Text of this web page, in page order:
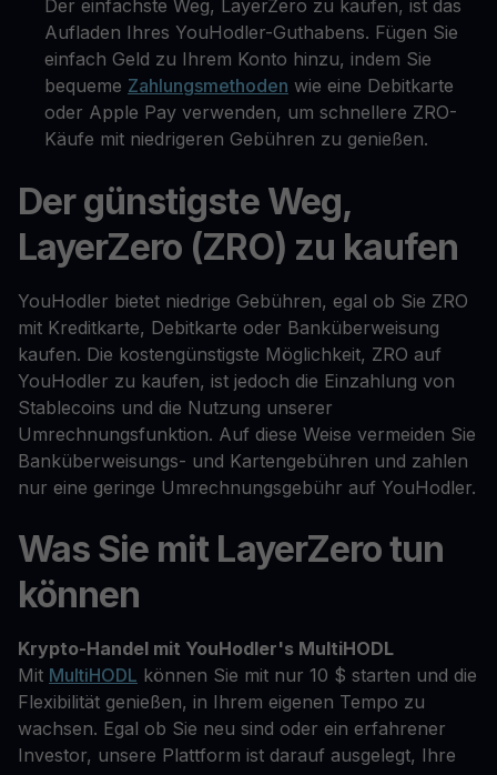
Der einfachste Weg, LayerZero zu kaufen, ist das
Aufladen Ihres YouHodler-Guthabens. Fügen Sie
einfach Geld zu Ihrem Konto hinzu, indem Sie
bequeme Zahlungsmethoden wie eine Debitkarte
oder Apple Pay verwenden, um schnellere ZRO-
Käufe mit niedrigeren Gebühren zu genießen.
Der günstigste Weg,
LayerZero (ZRO) zu kaufen
YouHodler bietet niedrige Gebühren, egal ob Sie ZRO
mit Kreditkarte, Debitkarte oder Banküberweisung
kaufen. Die kostengünstigste Möglichkeit, ZRO auf
YouHodler zu kaufen, ist jedoch die Einzahlung von
Stablecoins und die Nutzung unserer
Umrechnungsfunktion. Auf diese Weise vermeiden Sie
Banküberweisungs- und Kartengebühren und zahlen
nur eine geringe Umrechnungsgebühr auf YouHodler.
Was Sie mit LayerZero tun
können
Krypto-Handel mit YouHodler's MultiHODL
Mit MultiHODL können Sie mit nur 10 $ starten und die
Flexibilität genießen, in Ihrem eigenen Tempo zu
wachsen. Egal ob Sie neu sind oder ein erfahrener
Investor, unsere Plattform ist darauf ausgelegt, Ihre